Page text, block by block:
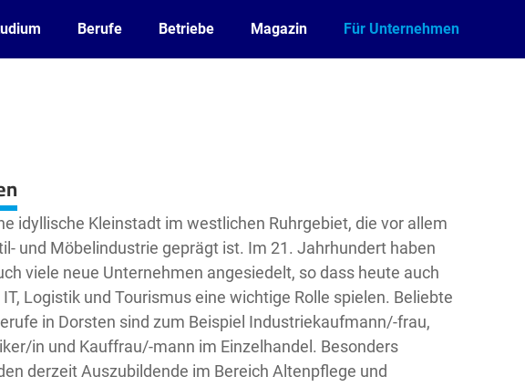
Berufe Betriebe Magazin Für Unternehmen
idyllische Kleinstadt im westlichen Ruhrgebiet, die vor allem
und Möbelindustrie geprägt ist. Im 21. Jahrhundert haben
viele neue Unternehmen angesiedelt, so dass heute auch
Logistik und Tourismus eine wichtige Rolle spielen. Beliebte
in Dorsten sind zum Beispiel Industriekaufmann/-frau,
in und Kauffrau/-mann im Einzelhandel. Besonders
derzeit Auszubildende im Bereich Altenpflege und